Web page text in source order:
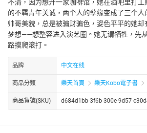
不清，因为想开一家咖啡馆，她在酒吧里打工
的不羁青年关诚，两个人的孽缘变成了三个
帅哥美貌，总是被骗财骗色，姿色平平的她却
梦想——想整容进入演艺圈。她无谓牺牲，先
路摸爬滚打。
品牌 中文在线
商品分類 樂天首頁 樂天Kobo電子書
商品貨號(SKU) d684d1bb-3f6b-300e-9d57-